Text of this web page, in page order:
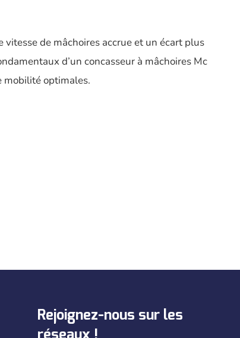
de mâchoires accrue et un écart plus
d’un concasseur à mâchoires Mc
mobilité optimales.
Rejoignez-nous sur les